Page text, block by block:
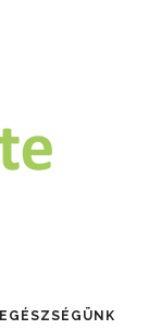
EGÉSZSÉGÜNK